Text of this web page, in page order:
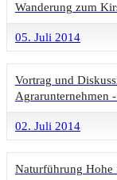
Wanderung zum
05. Juli 2014
Vortrag und
Agrarunternehmen
02. Juli 2014
Naturführung Hohe